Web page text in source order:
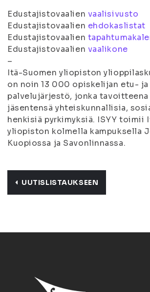
Edustajistovaalien vaalisivusto
Edustajistovaalien ehdokaslistat
Edustajistovaalien
Edustajistovaalien vaalikone
–
Itä-Suomen yliopiston
on noin 13 000 opiskelijan etu- ja
palvelujärjestö, jonka
jäsentensä yhteiskunnallisia,
henkisiä pyrkimyksiä. ISYY toimii
yliopiston kolmella kampuksella
Kuopiossa ja Savonlinnassa.
UUTISLISTAUKSEEN